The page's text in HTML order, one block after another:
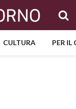
CULTURA PER